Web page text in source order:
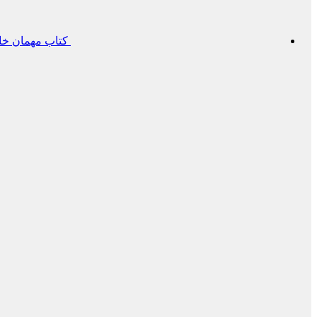
کتاب مهمان